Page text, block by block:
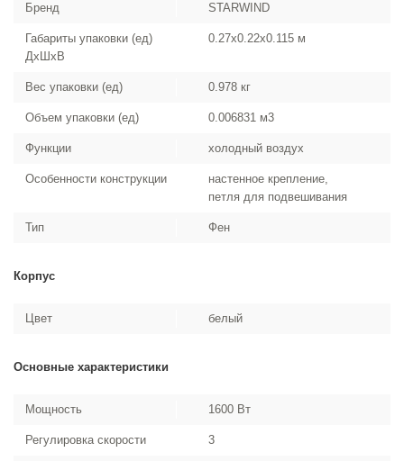
Бренд STARWIND
Габариты упаковки (ед)
ДхШхВ
0.27x0.22x0.115 м
Вес упаковки (ед) 0.978 кг
Объем упаковки (ед) 0.006831 м3
Функции холодный воздух
Особенности конструкции
настенное крепление,
петля для подвешивания
Тип Фен
Корпус
Цвет белый
Основные характеристики
Мощность 1600 Вт
Регулировка скорости 3